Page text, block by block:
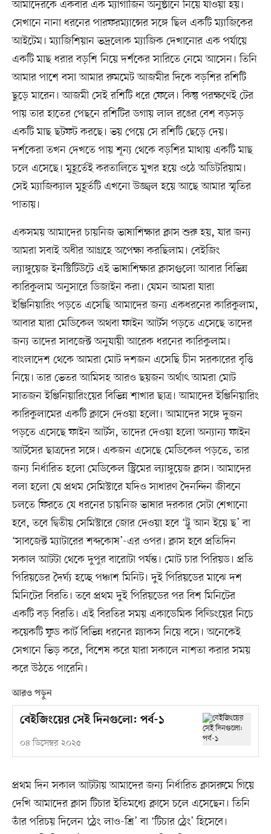
আমাদেরকে একবার এক ম্যাগাজিন অনুষ্ঠানে নিয়ে যাওয়া হয়।
সেখানে নানা ধরনের পারফরম্যান্সের সঙ্গে ছিল একটি ম্যাজিকের
আইটেম। ম্যাজিশিয়ান ভদ্রলোক ম্যাজিক দেখানোর এক পর্যায়ে
একটি মাছ ধরার বড়শি নিয়ে দর্শকের সারিতে নেমে আসেন। তিনি
আমার পাশে বসা আমার রুমমেট আজমীর দিকে বড়শির রশিটি
ছুড়ে মারেন। আজমী সেই রশিটি ধরে ফেলে। কিন্তু পরক্ষণেই টের
পায় তার হাতের পেছনে রশিটির ডগায় লাল রঙের বেশ বড়সড়
একটি মাছ ছটফট করছে। ভয় পেয়ে সে রশিটি ছেড়ে দেয়।
দর্শকেরা তখন দেখতে পায় শূন্য থেকে বড়শির মাথায় একটি মাছ
চলে এসেছে। মুহূর্তেই করতালিতে মুখর হয়ে ওঠে অডিটরিয়াম।
সেই ম্যাজিক্যাল মুহূর্তটি এখনো উজ্জ্বল হয়ে আছে আমার স্মৃতির
পাতায়।
একসময় আমাদের চায়নিজ ভাষাশিক্ষার ক্লাস শুরু হয়, যার জন্য
আমরা সবাই অধীর আগ্রহে অপেক্ষা করছিলাম। বেইজিং
ল্যাঙ্গুয়েজ ইনস্টিটিউটে এই ভাষাশিক্ষার ক্লাসগুলো আবার বিভিন্ন
কারিকুলাম অনুসারে ডিজাইন করা। যেমন আমরা যারা
ইঞ্জিনিয়ারিং পড়তে এসেছি আমাদের জন্য একধরনের কারিকুলাম,
আবার যারা মেডিকেল অথবা ফাইন আর্টস পড়তে এসেছে তাদের
জন্য তাদের সাবজেক্ট অনুযায়ী আরেক ধরনের কারিকুলাম।
বাংলাদেশ থেকে আমরা মোট দশজন এসেছি চীন সরকারের বৃত্তি
নিয়ে। তার ভেতর আমিসহ আরও ছয়জন অর্থাৎ আমরা মোট
সাতজন ইঞ্জিনিয়ারিংয়ের বিভিন্ন শাখার ছাত্র। আমাদের ইঞ্জিনিয়ারিং
কারিকুলামের একটি ক্লাসে দেওয়া হলো। আমাদের সঙ্গে দুজন
পড়তে এসেছে ফাইন আর্টস, তাদের দেওয়া হলো অন্যান্য ফাইন
আর্টসের ছাত্রদের সঙ্গে। একজন এসেছে মেডিকেল পড়তে, তার
জন্য নির্ধারিত হলো মেডিকেল স্ট্রিমের ল্যাঙ্গুয়েজ ক্লাস। আমাদের
বলা হলো যে প্রথম সেমিস্টারে যদিও সাধারণ দৈনন্দিন জীবনে
চলতে ফিরতে যে ধরনের চায়নিজ ভাষার দরকার সেটা শেখানো
হবে, তবে দ্বিতীয় সেমিস্টারে জোর দেওয়া হবে ‘ট্রু আন ইয়ে ছ’ বা
‘সাবজেক্ট ম্যাটারের শব্দকোষ’-এর ওপর। ক্লাস হবে প্রতিদিন
সকাল আটটা থেকে দুপুর বারোটা পর্যন্ত। মোট চার পিরিয়ড। প্রতি
পিরিয়ডের দৈর্ঘ্য হচ্ছে পঞ্চাশ মিনিট। দুই পিরিয়ডের মাঝে দশ
মিনিটের বিরতি। তবে প্রথম দুই পিরিয়ডের পর বিশ মিনিটের
একটি বড় বিরতি। এই বিরতির সময় একাডেমিক বিল্ডিংয়ের নিচে
কয়েকটি ফুড কার্ট বিভিন্ন ধরনের স্ন্যাকস নিয়ে বসে। অনেকেই
সেখানে ভিড় করে, বিশেষ করে যারা সকালে নাশতা করার সময়
করে উঠতে পারেনি।
আরও পড়ুন
বেইজিংয়ের সেই দিনগুলো: পর্ব-১
০৪ ডিসেম্বর ২০২৫
প্রথম দিন সকাল আটটায় আমাদের জন্য নির্ধারিত ক্লাসরুমে গিয়ে
দেখি আমাদের ক্লাস টিচার ইতিমধ্যে ক্লাসে চলে এসেছেন। তিনি
তাঁর পরিচয় দিলেন ‘ঠ্রেং লাও-শ্রি’ বা ‘টিচার ঠ্রেং’ হিসেবে।